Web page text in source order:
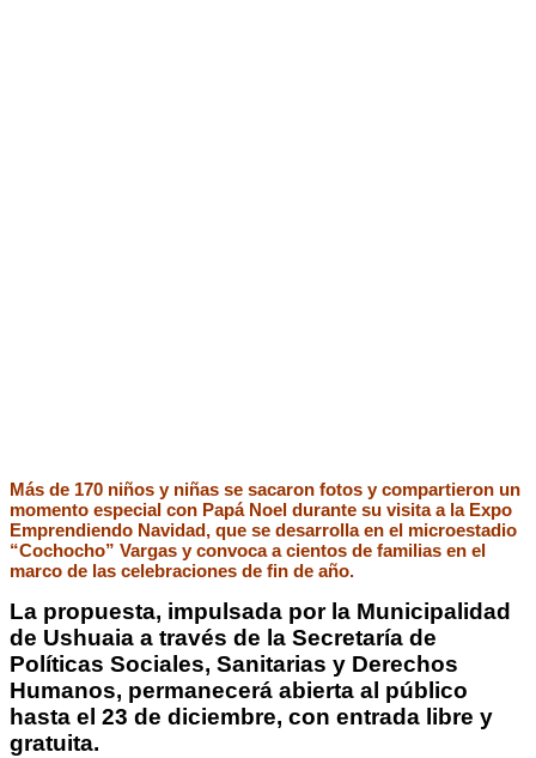
Más de 170 niños y niñas se sacaron fotos y compartieron un
momento especial con Papá Noel durante su visita a la Expo
Emprendiendo Navidad, que se desarrolla en el microestadio
“Cochocho” Vargas y convoca a cientos de familias en el
marco de las celebraciones de fin de año.
La propuesta, impulsada por la Municipalidad
de Ushuaia a través de la Secretaría de
Políticas Sociales, Sanitarias y Derechos
Humanos, permanecerá abierta al público
hasta el 23 de diciembre, con entrada libre y
gratuita.